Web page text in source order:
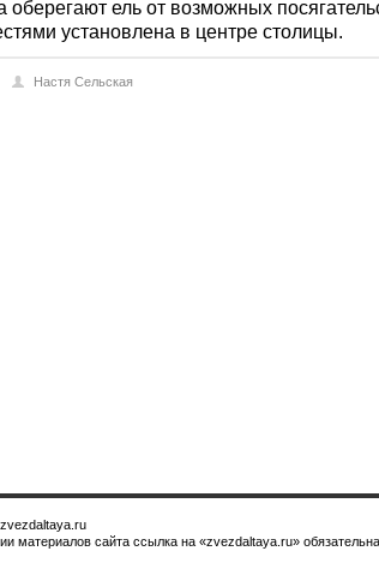
оберегают ель от возможных
установлена в центре столицы.
Настя Сельская
материалов сайта ссылка на «zvezdaltaya.ru» обязательна